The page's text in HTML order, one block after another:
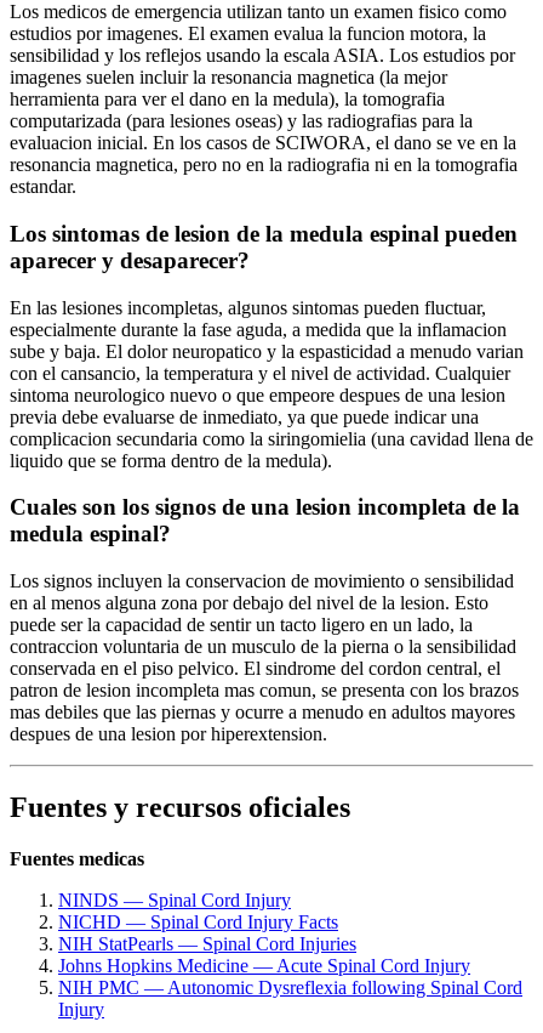
Los medicos de emergencia utilizan tanto un examen fisico como
estudios por imagenes. El examen evalua la funcion motora, la
sensibilidad y los reflejos usando la escala ASIA. Los estudios por
imagenes suelen incluir la resonancia magnetica (la mejor
herramienta para ver el dano en la medula), la tomografia
computarizada (para lesiones oseas) y las radiografias para la
evaluacion inicial. En los casos de SCIWORA, el dano se ve en la
resonancia magnetica, pero no en la radiografia ni en la tomografia
estandar.
Los sintomas de lesion de la medula espinal pueden
aparecer y desaparecer?
En las lesiones incompletas, algunos sintomas pueden fluctuar,
especialmente durante la fase aguda, a medida que la inflamacion
sube y baja. El dolor neuropatico y la espasticidad a menudo varian
con el cansancio, la temperatura y el nivel de actividad. Cualquier
sintoma neurologico nuevo o que empeore despues de una lesion
previa debe evaluarse de inmediato, ya que puede indicar una
complicacion secundaria como la siringomielia (una cavidad llena de
liquido que se forma dentro de la medula).
Cuales son los signos de una lesion incompleta de la
medula espinal?
Los signos incluyen la conservacion de movimiento o sensibilidad
en al menos alguna zona por debajo del nivel de la lesion. Esto
puede ser la capacidad de sentir un tacto ligero en un lado, la
contraccion voluntaria de un musculo de la pierna o la sensibilidad
conservada en el piso pelvico. El sindrome del cordon central, el
patron de lesion incompleta mas comun, se presenta con los brazos
mas debiles que las piernas y ocurre a menudo en adultos mayores
despues de una lesion por hiperextension.
Fuentes y recursos oficiales
Fuentes medicas
NINDS — Spinal Cord Injury
NICHD — Spinal Cord Injury Facts
NIH StatPearls — Spinal Cord Injuries
Johns Hopkins Medicine — Acute Spinal Cord Injury
NIH PMC — Autonomic Dysreflexia following Spinal Cord
Injury